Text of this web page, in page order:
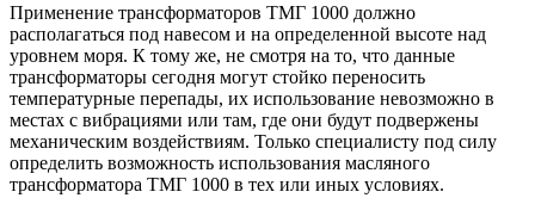
Применение трансформаторов ТМГ 1000 должно
располагаться под навесом и на определенной высоте над
уровнем моря. К тому же, не смотря на то, что данные
трансформаторы сегодня могут стойко переносить
температурные перепады, их использование невозможно в
местах с вибрациями или там, где они будут подвержены
механическим воздействиям. Только специалисту под силу
определить возможность использования масляного
трансформатора ТМГ 1000 в тех или иных условиях.